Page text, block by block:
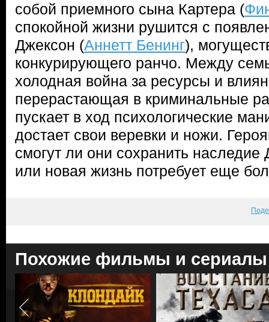
собой приемного сына Картера (
спокойной жизни рушится с
Джексон (Аннетт Бенинг),
конкурирующего ранчо. Между
холодная война за ресурсы и
перерастающая в криминальные
пускает в ход психологические
достает свои веревки и ножи.
смогут ли они сохранить наследие
или новая жизнь потребует еще
Похожие фильмы и сериалы